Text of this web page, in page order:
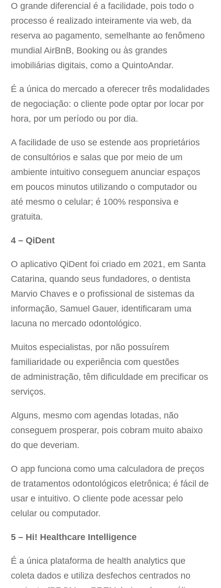
O grande diferencial é a facilidade, pois todo o
processo é realizado inteiramente via web, da
reserva ao pagamento, semelhante ao fenômeno
mundial AirBnB, Booking ou às grandes
imobiliárias digitais, como a QuintoAndar.
É a única do mercado a oferecer três modalidades
de negociação: o cliente pode optar por locar por
hora, por um período ou por dia.
A facilidade de uso se estende aos proprietários
de consultórios e salas que por meio de um
ambiente intuitivo conseguem anunciar espaços
em poucos minutos utilizando o computador ou
até mesmo o celular; é 100% responsiva e
gratuita.
4 – QiDent
O aplicativo QiDent foi criado em 2021, em Santa
Catarina, quando seus fundadores, o dentista
Marvio Chaves e o profissional de sistemas da
informação, Samuel Gauer, identificaram uma
lacuna no mercado odontológico.
Muitos especialistas, por não possuírem
familiaridade ou experiência com questões
de administração, têm dificuldade em precificar os
serviços.
Alguns, mesmo com agendas lotadas, não
conseguem prosperar, pois cobram muito abaixo
do que deveriam.
O app funciona como uma calculadora de preços
de tratamentos odontológicos eletrônica; é fácil de
usar e intuitivo. O cliente pode acessar pelo
celular ou computador.
5 – Hi! Healthcare Intelligence
É a única plataforma de health analytics que
coleta dados e utiliza desfechos centrados no